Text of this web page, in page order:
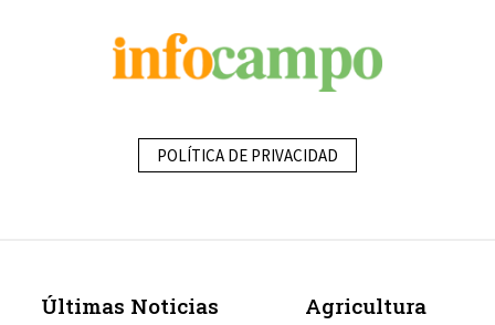
POLÍTICA DE PRIVACIDAD
Últimas Noticias
Agricultura